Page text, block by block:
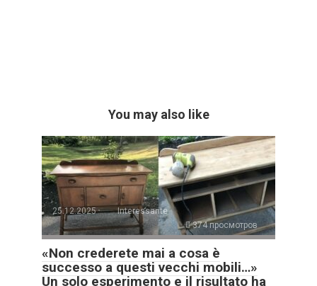
You may also like
25.12.2025
Interessante
374 просмотров
«Non crederete mai a cosa è
successo a questi vecchi mobili…»
Un solo esperimento e il risultato ha